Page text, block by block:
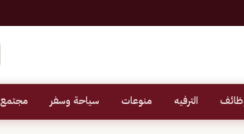
الترفيه منوعات سياحة وسفر مجتمع